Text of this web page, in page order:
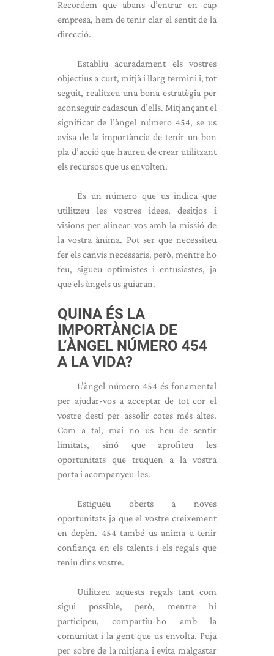
Recordem que abans d’entrar en cap
empresa, hem de tenir clar el sentit de la
direcció.
Establiu acuradament els vostres
objectius a curt, mitjà i llarg termini i, tot
seguit, realitzeu una bona estratègia per
aconseguir cadascun d’ells. Mitjançant el
significat de l’àngel número 454, se us
avisa de la importància de tenir un bon
pla d’acció que haureu de crear utilitzant
els recursos que us envolten.
És un número que us indica que
utilitzeu les vostres idees, desitjos i
visions per alinear-vos amb la missió de
la vostra ànima. Pot ser que necessiteu
fer els canvis necessaris, però, mentre ho
feu, sigueu optimistes i entusiastes, ja
que els àngels us guiaran.
QUINA ÉS LA
IMPORTÀNCIA DE
L’ÀNGEL NÚMERO 454
A LA VIDA?
L’àngel número 454 és fonamental
per ajudar-vos a acceptar de tot cor el
vostre destí per assolir cotes més altes.
Com a tal, mai no us heu de sentir
limitats, sinó que aprofiteu les
oportunitats que truquen a la vostra
porta i acompanyeu-les.
Estigueu oberts a noves
oportunitats ja que el vostre creixement
en depèn. 454 també us anima a tenir
confiança en els talents i els regals que
teniu dins vostre.
Utilitzeu aquests regals tant com
sigui possible, però, mentre hi
participeu, compartiu-ho amb la
comunitat i la gent que us envolta. Puja
per sobre de la mitjana i evita malgastar